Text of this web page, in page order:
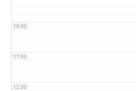
10:00
11:00
12:00